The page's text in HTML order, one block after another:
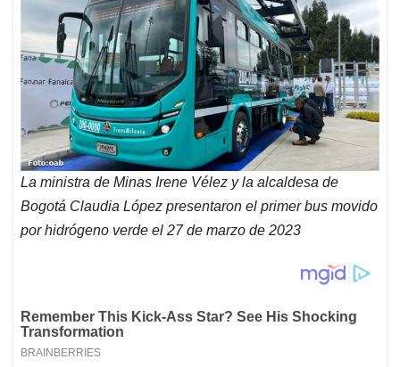
La ministra de Minas Irene Vélez y la alcaldesa de
Bogotá Claudia López presentaron el primer bus movido
por hidrógeno verde el 27 de marzo de 2023